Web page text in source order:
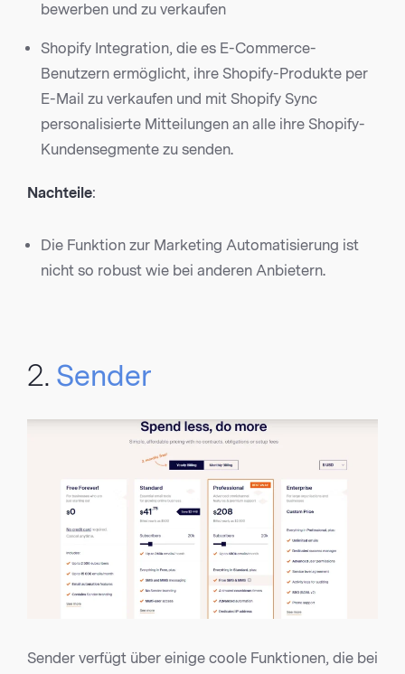
bewerben und zu verkaufen
Shopify Integration, die es E-Commerce-
Benutzern ermöglicht, ihre Shopify-Produkte per
E-Mail zu verkaufen und mit Shopify Sync
personalisierte Mitteilungen an alle ihre Shopify-
Kundensegmente zu senden.
Nachteile:
Die Funktion zur Marketing Automatisierung ist
nicht so robust wie bei anderen Anbietern.
2. Sender
Sender verfügt über einige coole Funktionen, die bei